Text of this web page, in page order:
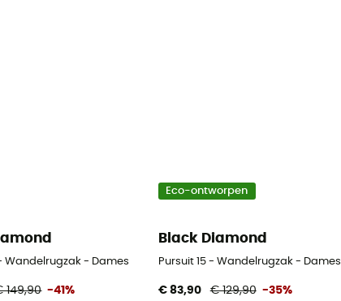
Wandelrugzak - Dames
149,90 -41%
Eco-ontworpen
Black Diamond
Pursuit 15 - Wandelrugzak - Dames
€ 83,90 € 129,90 -35%